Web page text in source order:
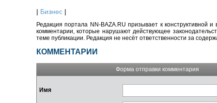
| Бизнес |
Редакция портала NN-BAZA.RU призывает к конструктивной
комментарии, которые нарушают действующее
теме публикации. Редакция не несёт ответственности за
КОММЕНТАРИИ
Форма отправки комментария
Имя